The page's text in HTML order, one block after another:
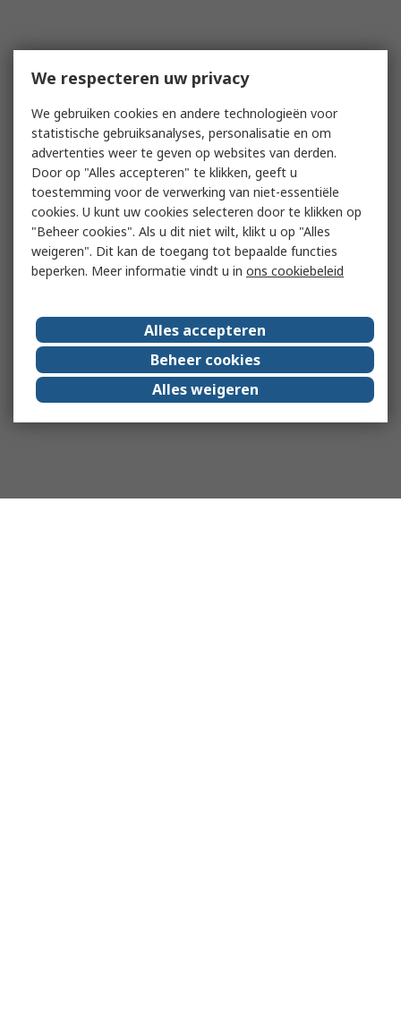
We respecteren uw privacy
We gebruiken cookies en andere technologieën voor
statistische gebruiksanalyses, personalisatie en om
advertenties weer te geven op websites van derden.
Door op "Alles accepteren" te klikken, geeft u
toestemming voor de verwerking van niet-essentiële
cookies. U kunt uw cookies selecteren door te klikken op
"Beheer cookies". Als u dit niet wilt, klikt u op "Alles
weigeren". Dit kan de toegang tot bepaalde functies
beperken. Meer informatie vindt u in ons cookiebeleid
Alles accepteren
Beheer cookies
Alles weigeren